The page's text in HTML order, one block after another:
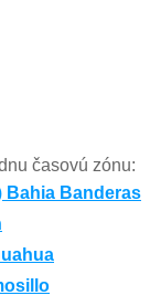
časovú zónu:
Bahia Banderas